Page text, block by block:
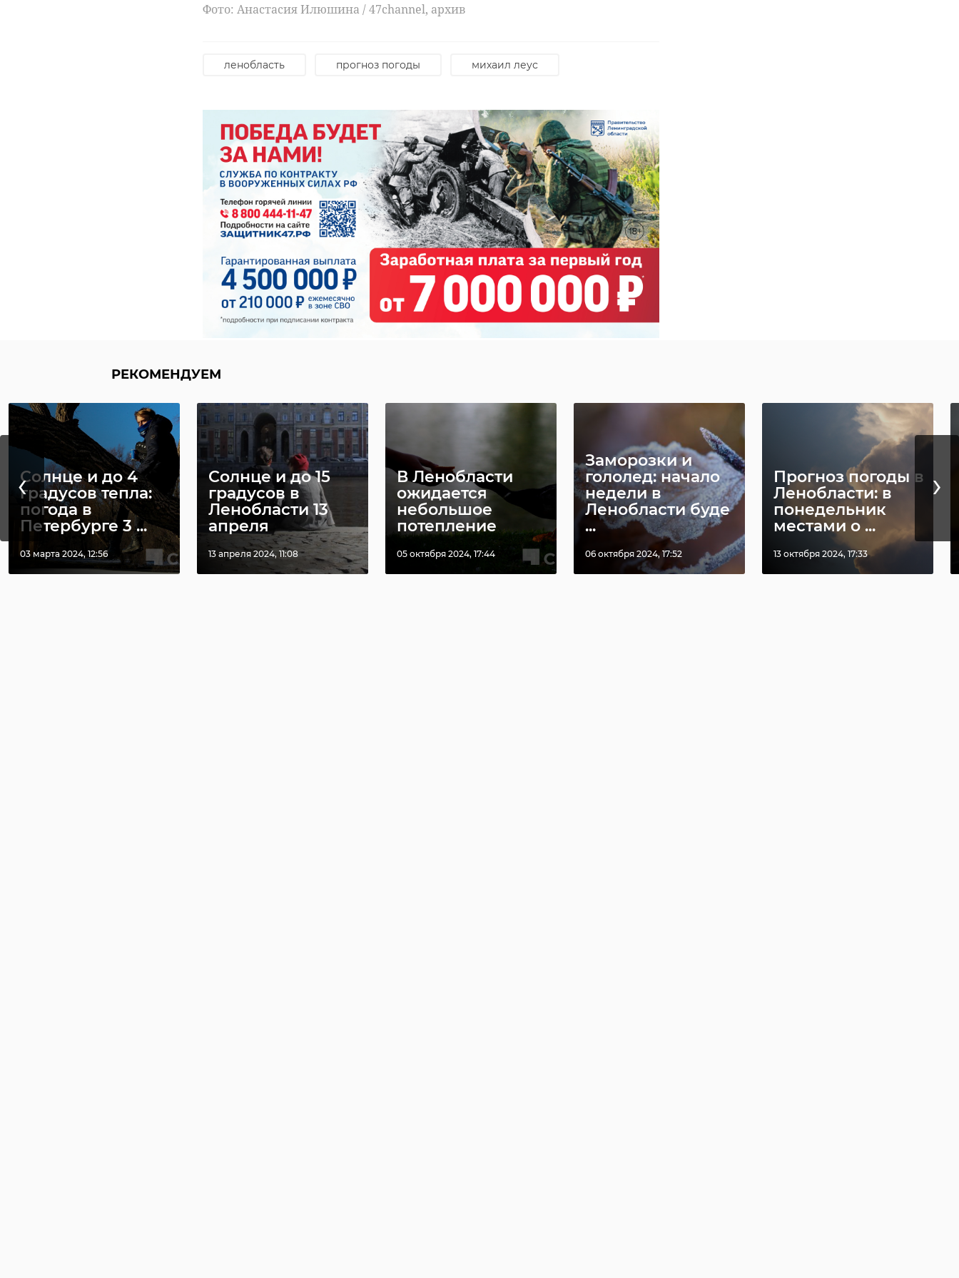
Фото: Анастасия Илюшина / 47channel, архив
ленобласть прогноз погоды михаил леус
РЕКОМЕНДУЕМ
Солнце и до 4
градусов тепла:
погода в
Петербурге 3 ...
03 марта 2024, 12:56
Солнце и до 15
градусов в
Ленобласти 13
апреля
13 апреля 2024, 11:08
В Ленобласти
ожидается
небольшое
потепление
05 октября 2024, 17:44
Заморозки и
гололед: начало
недели в
Ленобласти буде
...
06 октября 2024, 17:52
Прогноз погоды в
Ленобласти: в
понедельник
местами о ...
13 октября 2024, 17:33
‹ ›
Ленинградского
Ленинградском